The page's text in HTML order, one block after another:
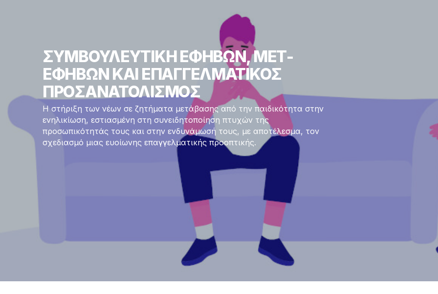
ΣΥΜΒΟΥΛΕΥΤΙΚΗ ΕΦΗΒΩΝ, ΜΕΤ-
ΕΦΗΒΩΝ ΚΑΙ ΕΠΑΓΓΕΛΜΑΤΙΚΟΣ
ΠΡΟΣΑΝΑΤΟΛΙΣΜΟΣ
Η στήριξη των νέων σε ζητήματα μετάβασης από την παιδικότητα στην
ενηλικίωση, εστιασμένη στη συνειδητοποίηση πτυχών της
προσωπικότητάς τους και στην ενδυνάμωσή τους, με αποτέλεσμα, τον
σχεδιασμό μιας ευοίωνης επαγγελματικής προοπτικής.